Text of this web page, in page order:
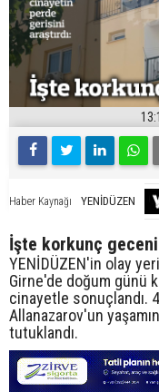
Haber Kaynağı YENİDÜZEN
İşte korkunç
YENİDÜZEN'in olay
Girne'de doğum günü
cinayetle sonuçlandı.
Allanazarov'un
tutuklandı.